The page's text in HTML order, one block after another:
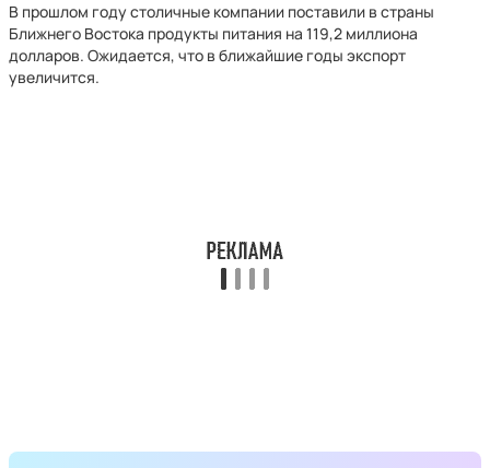
В прошлом году столичные компании поставили в страны
Ближнего Востока продукты питания на 119,2 миллиона
долларов. Ожидается, что в ближайшие годы экспорт
увеличится.